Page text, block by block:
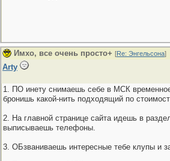
Имхо, все очень просто+ [Re: Энгельсона]
Arty
1. ПО инету снимаешь себе в МСК
бронишь какой-нить подходящий по
2. На главной странице сайта идешь в
выписываешь телефоны.
3. ОБзваниваешь интересные тебе клупы и